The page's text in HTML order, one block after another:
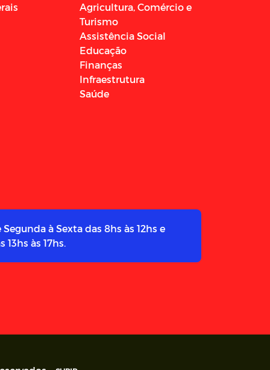
Agricultura, Comércio e
Turismo
Assistência Social
Educação
Finanças
Infraestrutura
Saúde
Segunda à Sexta das 8hs às 12hs e
13hs às 17hs.